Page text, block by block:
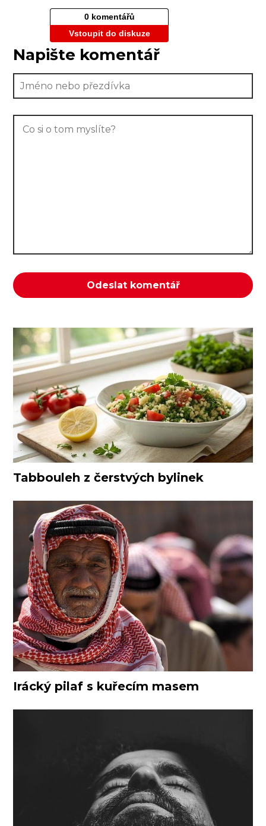
0 komentářů
Vstoupit do diskuze
Napište komentář
Tabbouleh z čerstvých bylinek
Irácký pilaf s kuřecím masem